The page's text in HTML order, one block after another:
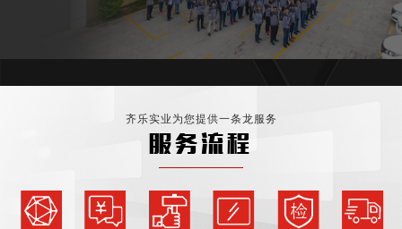
齐乐实业为您提供一条龙服务
服务流程